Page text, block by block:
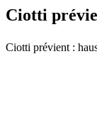
Ciotti
Ciotti prévient :